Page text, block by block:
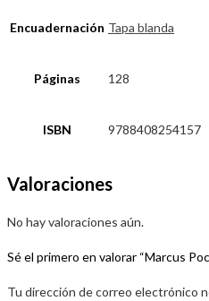
Encuadernación Tapa blanda
Páginas 128
ISBN 9788408254157
Valoraciones
No hay valoraciones aún.
Sé el primero en valorar “Marcus
Tu dirección de correo electrónico